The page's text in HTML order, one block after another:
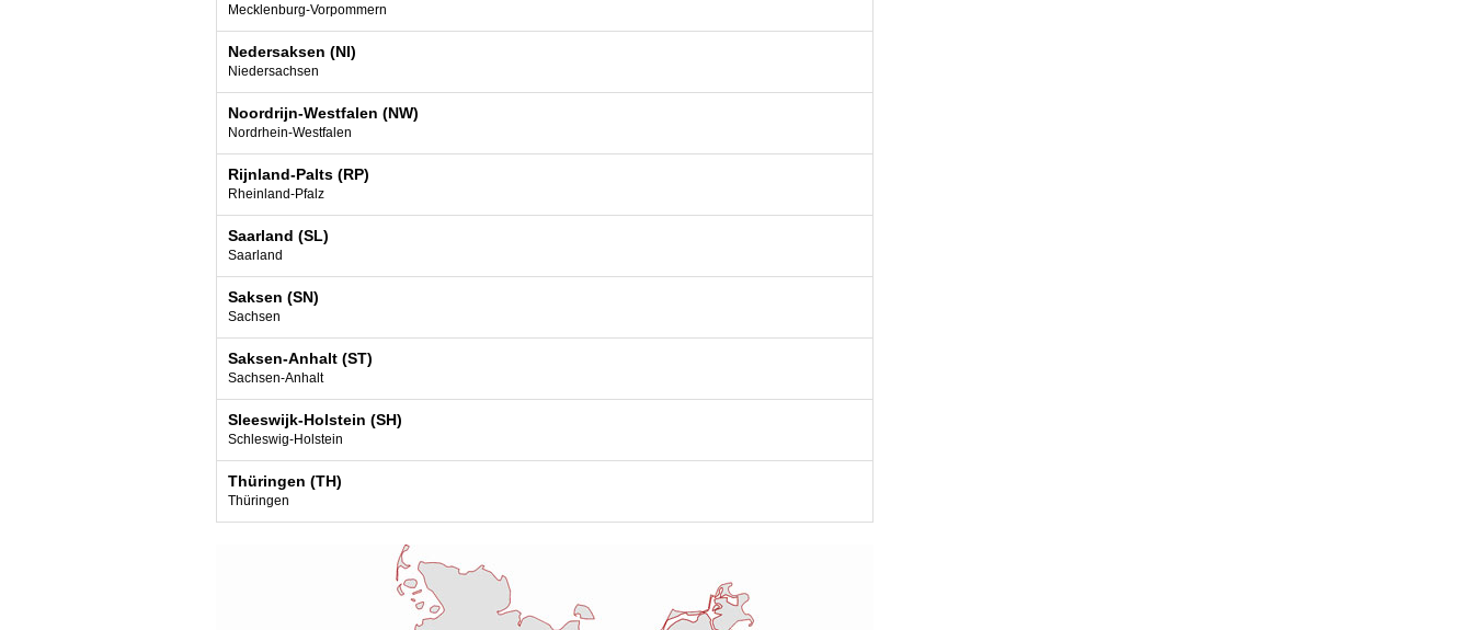
Mecklenburg-Vorpommern
Nedersaksen (NI)
Niedersachsen
Noordrijn-Westfalen (NW)
Nordrhein-Westfalen
Rijnland-Palts (RP)
Rheinland-Pfalz
Saarland (SL)
Saarland
Saksen (SN)
Sachsen
Saksen-Anhalt (ST)
Sachsen-Anhalt
Sleeswijk-Holstein (SH)
Schleswig-Holstein
Thüringen (TH)
Thüringen